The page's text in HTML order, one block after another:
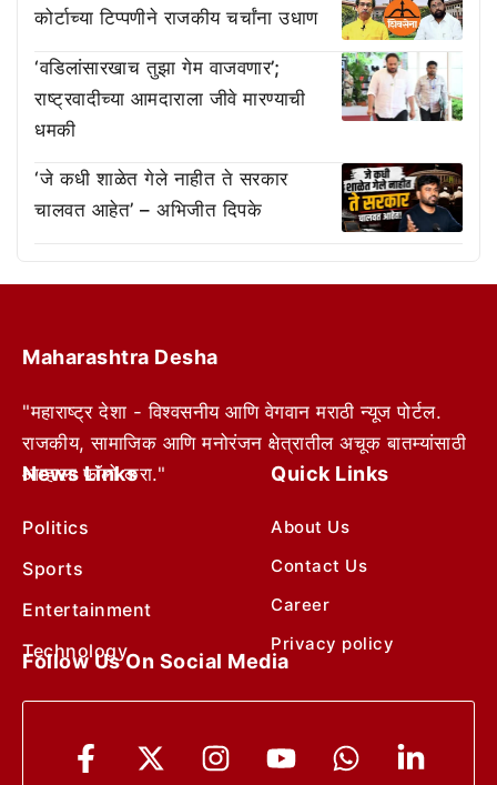
कोर्टाच्या टिप्पणीने राजकीय चर्चांना उधाण
‘वडिलांसारखाच तुझा गेम वाजवणार’;
राष्ट्रवादीच्या आमदाराला जीवे मारण्याची
धमकी
‘जे कधी शाळेत गेले नाहीत ते सरकार
चालवत आहेत’ – अभिजीत दिपके
Maharashtra Desha
"महाराष्ट्र देशा - विश्वसनीय आणि वेगवान मराठी न्यूज पोर्टल.
राजकीय, सामाजिक आणि मनोरंजन क्षेत्रातील अचूक बातम्यांसाठी
आम्हाला फॉलो करा."
News Links
Politics
Sports
Entertainment
Technology
Quick Links
About Us
Contact Us
Career
Privacy policy
Follow Us On Social Media